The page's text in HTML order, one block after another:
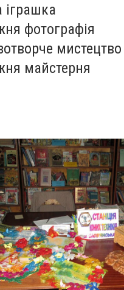
іграшка
фотографія
мистецтво
майстерня